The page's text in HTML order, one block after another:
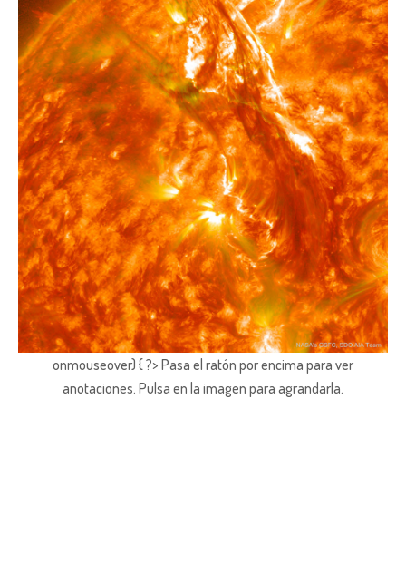
onmouseover) { ?> Pasa el ratón por encima para ver
anotaciones. Pulsa en la imagen para agrandarla.